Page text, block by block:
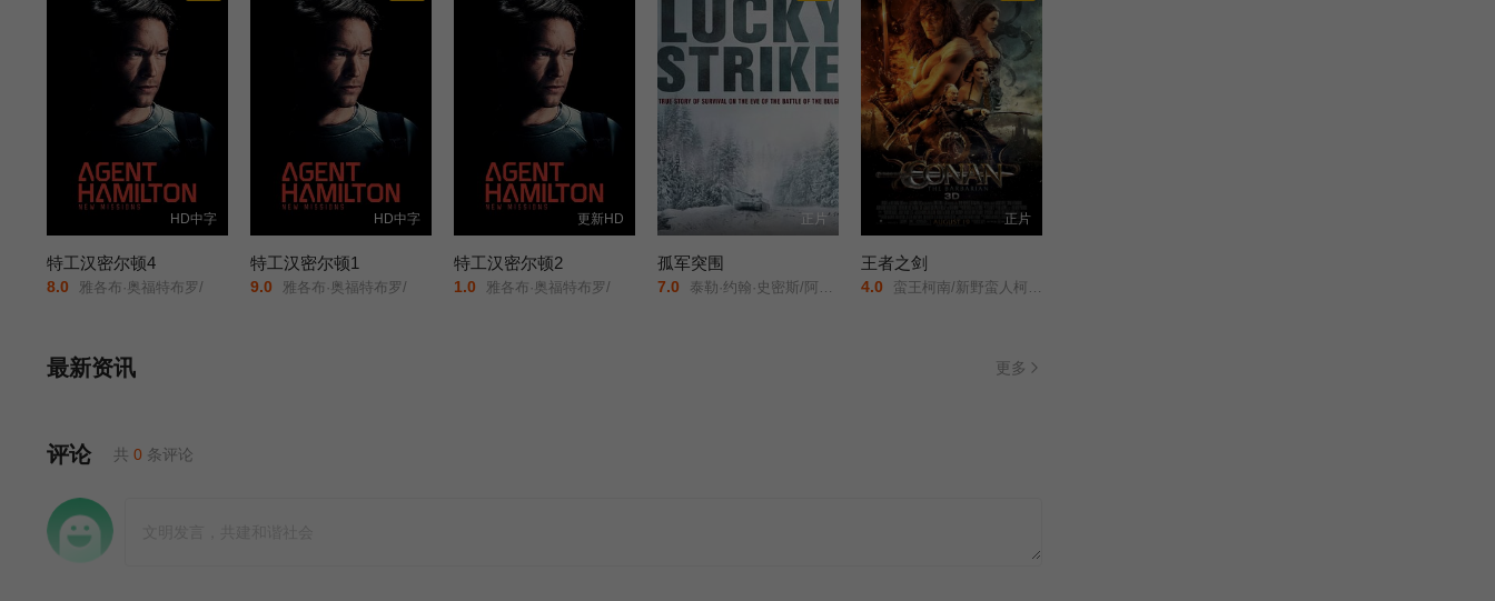
HD中字
特工汉密尔顿4
8.0 雅各布·奥福特布罗/
HD中字
特工汉密尔顿1
9.0 雅各布·奥福特布罗/
更新HD
特工汉密尔顿2
1.0 雅各布·奥福特布罗/
正片
孤军突围
7.0 泰勒·约翰·史密斯/阿塔纳斯·斯雷布雷夫/斯科特·伊斯特伍德/阿尔菲·斯图尔特/科林·汉克斯/洛恩·麦克菲登/卡洛琳·佩特/丹尼尔·罗德里戈兹/安洁纽·艾莉丝-泰勒/洛朗·莫雷尔/蒂莫西·布洛尔/
正片
王者之剑
4.0 蛮王柯南/新野蛮人柯南/勇者柯南/
最新资讯 更多
评论 共 0 条评论